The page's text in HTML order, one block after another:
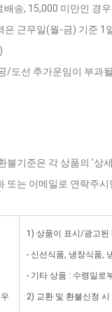
배송, 15,000 미만인 경
근무일(월-금) 기준
/도선 추가운임이 부과
불기준은 각 상품의 '상
또는 이메일로 연락주
1) 상품이 표시/광고된
- 신선식품, 냉장식품,
- 기타 상품 : 수령일로
2) 교환 및 환불신청